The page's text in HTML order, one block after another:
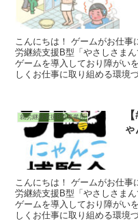
こんにちは！ ゲームがお仕
労継続支援B型「やさしさま
ゲームを導入しており障がい
しくお仕事に取り組める環境
就労継続支援B型事業所
こんにちは！ ゲームがお仕事
労継続支援B型「やさしさま
ゲームを導入しており障がい
しくお仕事に取り組める環境